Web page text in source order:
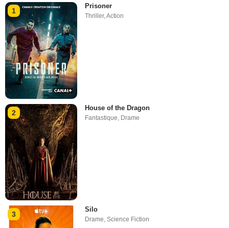
1
Prisoner
Thriller,Action
2
House of the Dragon
Fantastique Drame
3
Silo
Drame,Science Fiction